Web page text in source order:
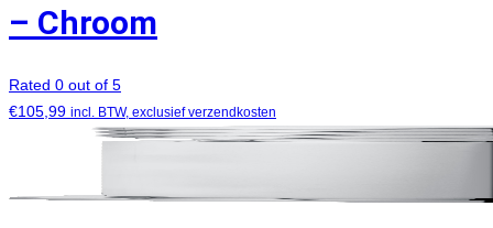
– Chroom
Rated 0 out of 5
€105,99 incl. BTW, exclusief verzendkosten